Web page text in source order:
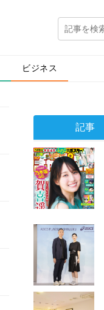
ビジネス
記事